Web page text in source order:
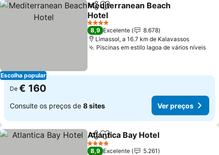
Escolha popular
PartilharAdicionar aos favoritos
Mediterranean Beach
Hotel
4 Estrelas
8,9 Excelente
8.678
Limassol, a 16.7 km de Kalavassos
Piscinas em estilo lagoa de vários níveis
De € 160
Consulte os preços de 8 sites Ver preços
PartilharAdicionar aos favoritos
Atlantica Bay Hotel
4 Estrelas
8,9 Excelente
5.261